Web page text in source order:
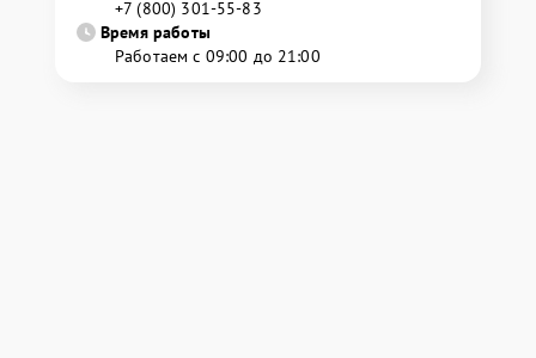
+7 (800) 301-55-83
Время работы
Работаем с 09:00 до 21:00